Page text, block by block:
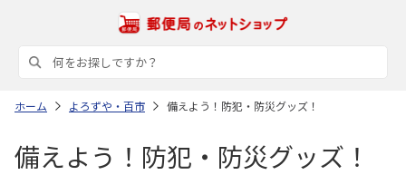
ホーム よろずや・百市 備えよう！防犯・防災グッズ！
備えよう！防犯・防災グッズ！